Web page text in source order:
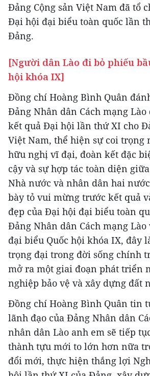
Đảng Cộng sản Việt Nam đã tổ
Đại hội đại biểu toàn quốc lần
Đảng.
[Người dân Lào đi bỏ phiếu
hội khóa IX]
Đồng chí Hoàng Bình Quân
Đảng Nhân dân Cách mạng Lào
kết quả Đại hội lần thứ XI cho
Việt Nam, thể hiện sự coi trọng
hữu nghị vĩ đại, đoàn kết đặc
cậy và sự hợp tác toàn diện
Nhà nước và nhân dân hai
bày tỏ vui mừng trước kết quả
đẹp của Đại hội đại biểu toàn
Đảng Nhân dân Cách mạng Lào
đại biểu Quốc hội khóa IX, đây
trọng đại trong đời sống chính
mở ra một giai đoạn phát triển
nghiệp bảo vệ và xây dựng đất
Đồng chí Hoàng Bình Quân tin
lãnh đạo của Đảng Nhân dân
nhân dân Lào anh em sẽ tiếp
thành tựu mới to lớn hơn nữa
đổi mới, thực hiện thắng lợi